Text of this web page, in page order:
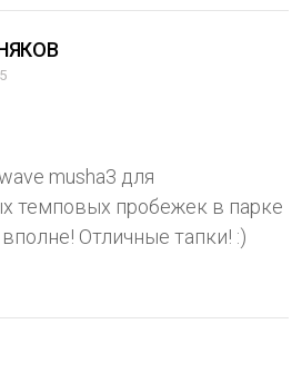
musha3 для
темповых пробежек в парке
Отличные тапки! :)